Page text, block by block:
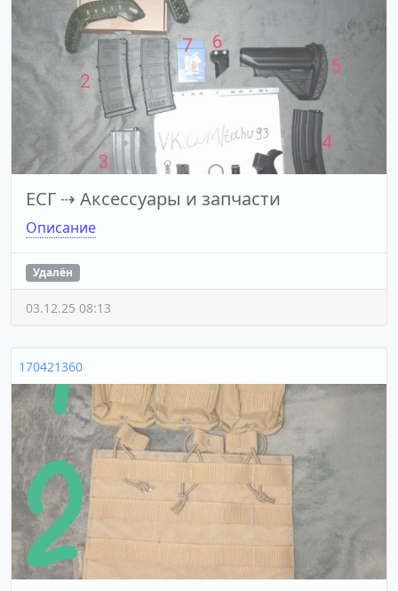
ЕСГ ⇢ Аксессуары и запчасти
Описание
Удалён
03.12.25 08:13
170421360